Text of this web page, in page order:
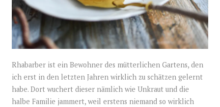
Rhabarber ist ein Bewohner des mütterlichen Gartens, den
ich erst in den letzten Jahren wirklich zu schätzen gelernt
habe. Dort wuchert dieser nämlich wie Unkraut und die
halbe Familie jammert, weil erstens niemand so wirklich